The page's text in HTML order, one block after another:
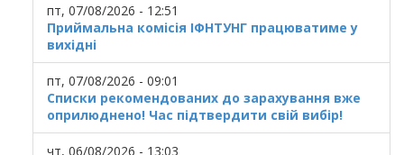
пт, 07/08/2026 - 12:51
Приймальна комісія ІФНТУНГ працюватиме у
вихідні
пт, 07/08/2026 - 09:01
Списки рекомендованих до зарахування вже
оприлюднено! Час підтвердити свій вибір!
чт, 06/08/2026 - 13:03